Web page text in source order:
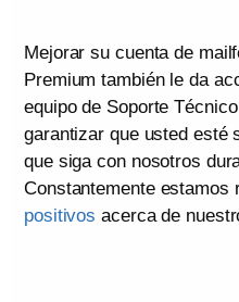
Mejorar su cuenta de
Premium también le da
equipo de Soporte
garantizar que usted esté
que siga con nosotros
Constantemente estamos
positivos acerca de